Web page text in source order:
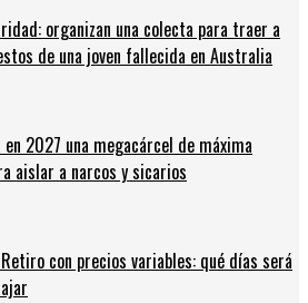
organizan una colecta para traer a
de una joven fallecida en Australia
2027 una megacárcel de máxima
aislar a narcos y sicarios
con precios variables: qué días será